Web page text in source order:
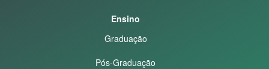
Ensino
Graduação
Pós-Graduação